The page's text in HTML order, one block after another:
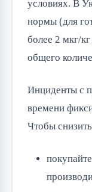
условиях. В
нормы (для
более 2 мкг/
общего
Инциденты с
времени
Чтобы